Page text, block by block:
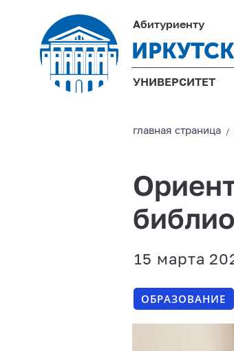
Абитуриенту
УНИВЕРСИТЕТ
главная страницa /
15 марта
ОБРАЗОВАНИЕ